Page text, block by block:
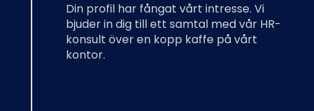
Din profil har fångat vårt intresse. Vi
bjuder in dig till ett samtal med vår HR-
konsult över en kopp kaffe på vårt
kontor.